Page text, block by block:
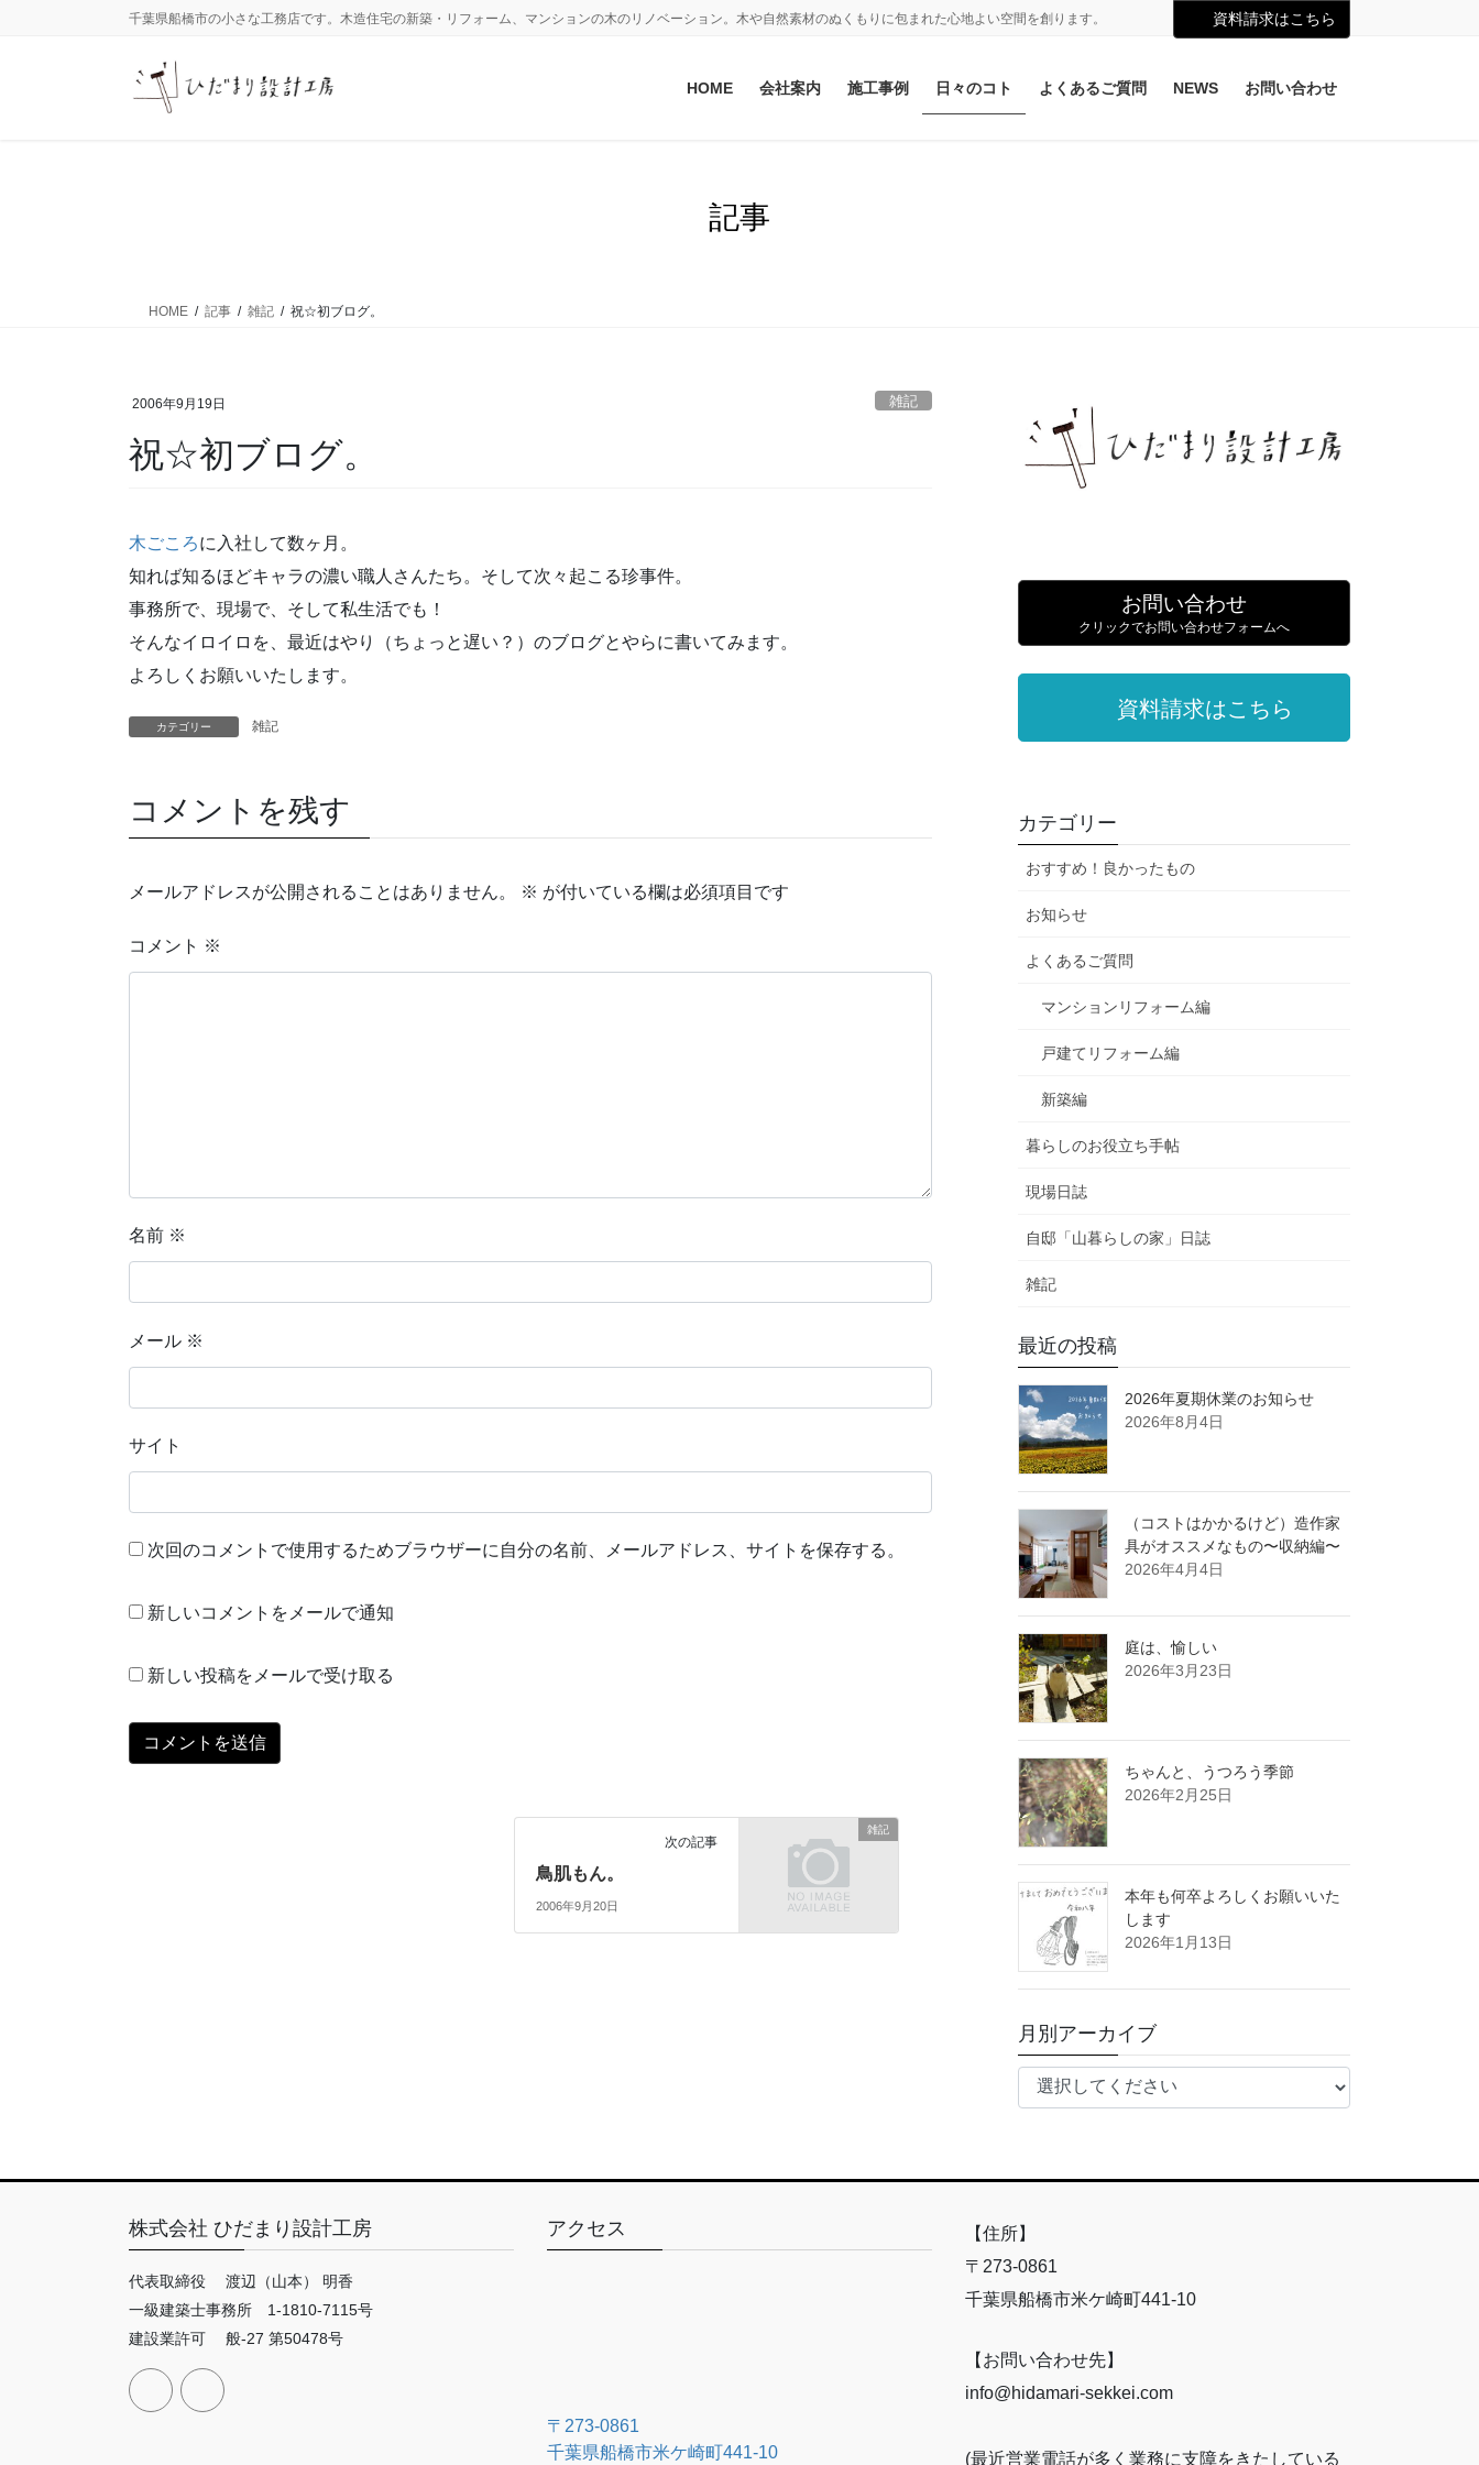
千葉県船橋市の小さな工務店です。木造住宅の新築・リフォーム、マンションの木のリノベーション。木や自然素材のぬくもりに包まれた心地よい空間を創ります。 資料請求はこちら
HOME 会社案内 施工事例 日々のコト よくあるご質問 NEWS お問い合わせ
記事
HOME 記事 雑記 祝☆初ブログ。
2006年9月19日 雑記
祝☆初ブログ。
木ごころに入社して数ヶ月。
知れば知るほどキャラの濃い職人さんたち。そして次々起こる珍事件。
事務所で、現場で、そして私生活でも！
そんなイロイロを、最近はやり（ちょっと遅い？）のブログとやらに書いてみます。
よろしくお願いいたします。
カテゴリー 雑記
コメントを残す
メールアドレスが公開されることはありません。 ※ が付いている欄は必須項目です
コメント ※
名前 ※
メール ※
サイト
次回のコメントで使用するためブラウザーに自分の名前、メールアドレス、サイトを保存する。
新しいコメントをメールで通知
新しい投稿をメールで受け取る
雑記
次の記事
鳥肌もん。
2006年9月20日
お問い合わせ
クリックでお問い合わせフォームへ
資料請求はこちら
カテゴリー
おすすめ！良かったもの
お知らせ
よくあるご質問
マンションリフォーム編
戸建てリフォーム編
新築編
暮らしのお役立ち手帖
現場日誌
自邸「山暮らしの家」日誌
雑記
最近の投稿
2026年夏期休業のお知らせ
2026年8月4日
（コストはかかるけど）造作家
具がオススメなもの〜収納編〜
2026年4月4日
庭は、愉しい
2026年3月23日
ちゃんと、うつろう季節
2026年2月25日
本年も何卒よろしくお願いいた
します
2026年1月13日
月別アーカイブ
株式会社 ひだまり設計工房
代表取締役 渡辺（山本） 明香
一級建築士事務所 1-1810-7115号
建設業許可 般-27 第50478号
アクセス
〒273-0861
千葉県船橋市米ケ崎町441-10
【住所】
〒273-0861
千葉県船橋市米ケ崎町441-10
【お問い合わせ先】
info@hidamari-sekkei.com
(最近営業電話が多く業務に支障をきたしている